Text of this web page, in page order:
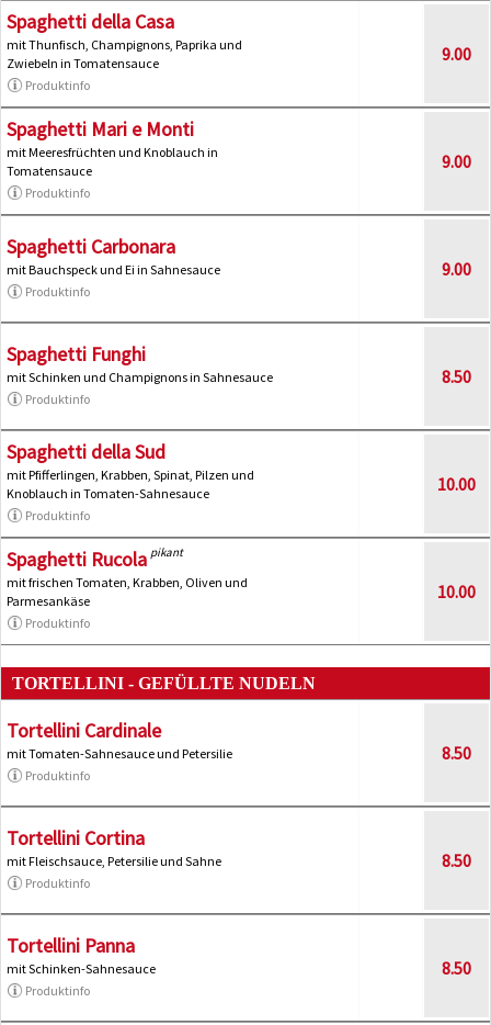
Spaghetti della Casa
mit Thunfisch, Champignons, Paprika und
Zwiebeln in Tomatensauce
Produktinfo
9.00
Spaghetti Mari e Monti
mit Meeresfrüchten und Knoblauch in
Tomatensauce
Produktinfo
9.00
Spaghetti Carbonara
mit Bauchspeck und Ei in Sahnesauce
Produktinfo
9.00
Spaghetti Funghi
mit Schinken und Champignons in Sahnesauce
Produktinfo
8.50
Spaghetti della Sud
mit Pfifferlingen, Krabben, Spinat, Pilzen und
Knoblauch in Tomaten-Sahnesauce
Produktinfo
10.00
Spaghetti Rucola pikant
mit frischen Tomaten, Krabben, Oliven und
Parmesankäse
Produktinfo
10.00
TORTELLINI - GEFÜLLTE NUDELN
Tortellini Cardinale
mit Tomaten-Sahnesauce und Petersilie
Produktinfo
8.50
Tortellini Cortina
mit Fleischsauce, Petersilie und Sahne
Produktinfo
8.50
Tortellini Panna
mit Schinken-Sahnesauce
Produktinfo
8.50